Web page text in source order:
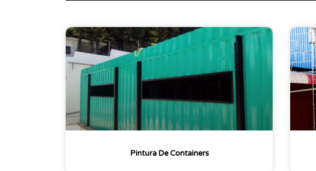
Pintura De Containers